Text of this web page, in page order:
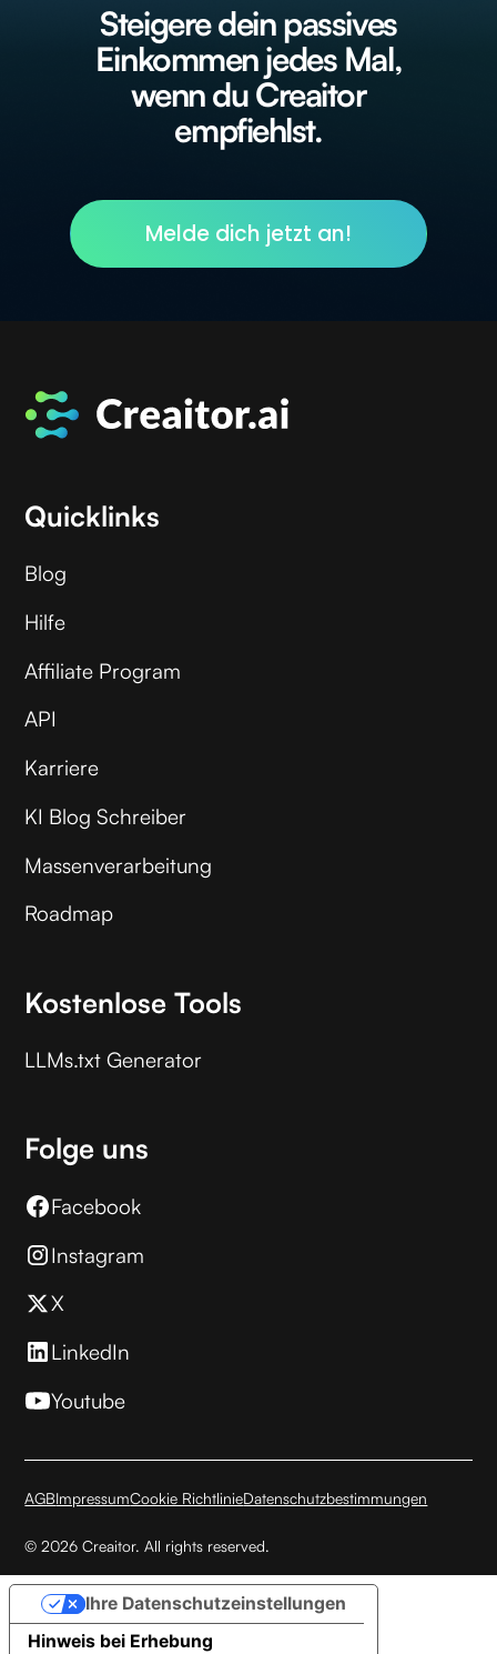
Steigere dein passives
Einkommen jedes Mal,
wenn du Creaitor
empfiehlst.
Melde dich jetzt an!
Quicklinks
Blog
Hilfe
Affiliate Program
API
Karriere
KI Blog Schreiber
Massenverarbeitung
Roadmap
Kostenlose Tools
LLMs.txt Generator
Folge uns
Facebook
Instagram
X
LinkedIn
Youtube
© 2026 Creaitor. All rights reserved.
AGBImpressumCookie RichtlinieDatenschutzbestimmungen
Hinweis bei Erhebung
Ihre Datenschutzeinstellungen